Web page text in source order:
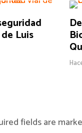
Luis
fields are